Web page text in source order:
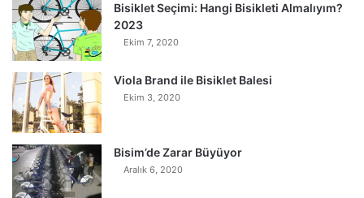
Bisiklet Seçimi: Hangi Bisikleti Almalıyım?
2023
Ekim 7, 2020
Viola Brand ile Bisiklet Balesi
Ekim 3, 2020
Bisim’de Zarar Büyüyor
Aralık 6, 2020